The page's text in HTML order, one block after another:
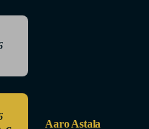
Aaro Astala